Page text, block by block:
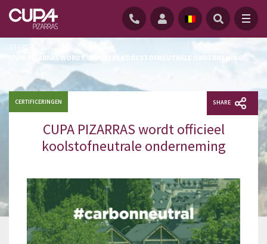
STARTPAGINA NIEUWS BLOG
CUPA PIZARRAS WORDT OFFICIEEL KOOLSTOFNEUTRALE ONDERNEMING
CERTIFICERINGEN SHARE
CUPA PIZARRAS wordt officieel
koolstofneutrale onderneming